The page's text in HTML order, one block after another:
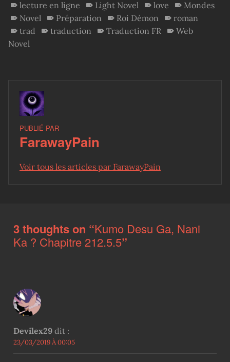
lecture en ligne Light Novel love
Mondes
Novel
Préparation Roi Démon
roman
trad
traduction Traduction FR
Web
Novel
PUBLIÉ PAR
FarawayPain
Voir tous les articles par FarawayPain
3 thoughts on “Kumo Desu Ga, Nani
Ka ? Chapitre 212.5.5”
Devilex29 dit :
23/03/2019 À 00:05